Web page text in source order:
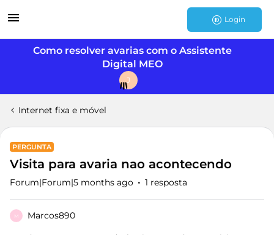
Login
Como resolver avarias com o Assistente
Digital MEO
J
Internet fixa e móvel
PERGUNTA
Visita para avaria nao acontecendo
Forum|Forum|5 months ago 1 resposta
M Marcos890